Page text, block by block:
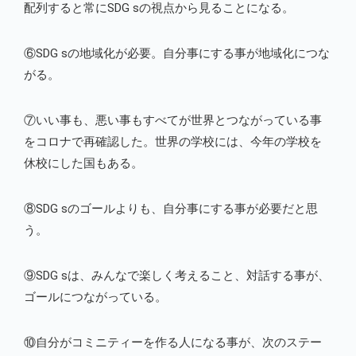
配列すると常にSDG sの視点から見ることになる。
⑥SDG sの地域化が必要。自分事にする事が地域化につな
がる。
⑦いい事も、悪い事もすべてが世界とつながっている事
をコロナで再確認した。世界の学校には、今年の学校を
休校にした国もある。
⑧SDG sのゴールよりも、自分事にする事が必要だと思
う。
⑨SDG sは、みんなで楽しく考えること、対話する事が、
ゴールにつながっている。
⑩自分がコミニティーを作る人になる事が、次のステー